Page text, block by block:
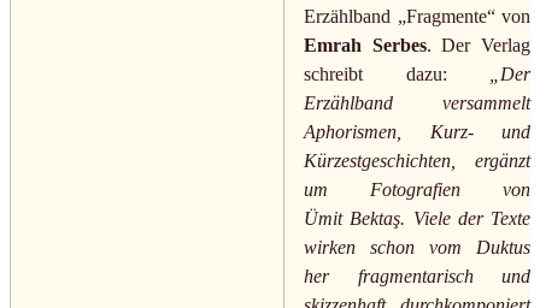
Erzählband „Fragmente“ von
Emrah Serbes. Der Verlag
schreibt dazu:
„Der
Erzählband versammelt
Aphorismen, Kurz- und
Kürzestgeschichten, ergänzt
um Fotografien von
Ümit Bektaş. Viele der Texte
wirken schon vom Duktus
her fragmentarisch und